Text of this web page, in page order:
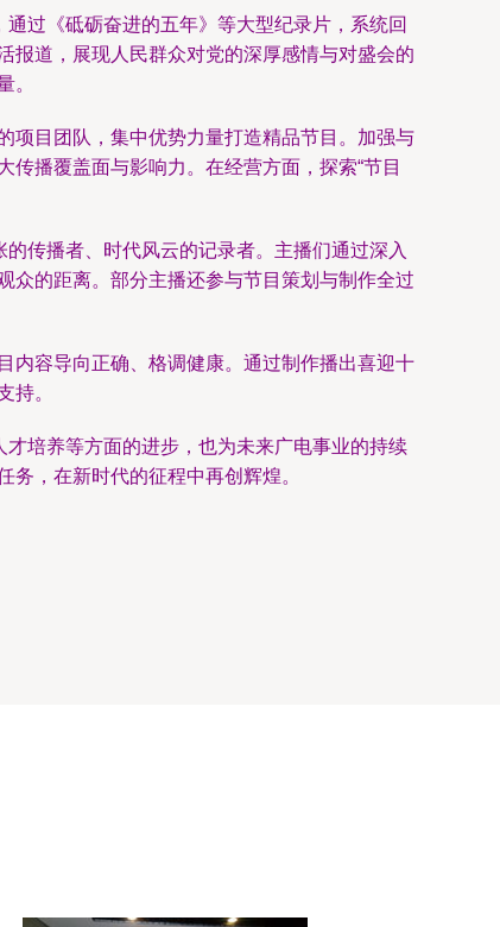
过《砥砺奋进的五年》等大型纪录片，系统回
报道，展现人民群众对党的深厚感情与对盛会的
。
项目团队，集中优势力量打造精品节目。加强与
播覆盖面与影响力。在经营方面，探索“节目
传播者、时代风云的记录者。主播们通过深入
众的距离。部分主播还参与节目策划与制作全过
内容导向正确、格调健康。通过制作播出喜迎十
持。
培养等方面的进步，也为未来广电事业的持续
，在新时代的征程中再创辉煌。